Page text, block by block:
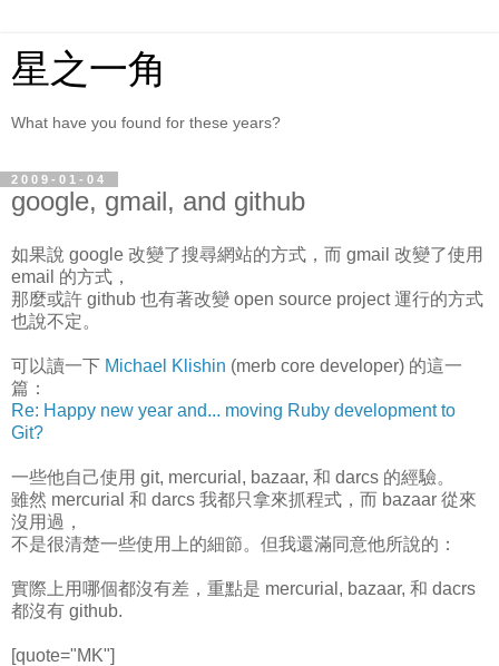
星之一角
What have you found for these years?
2009-01-04
google, gmail, and github
如果說 google 改變了搜尋網站的方式，而 gmail 改變了使用
email 的方式，
那麼或許 github 也有著改變 open source project 運行的方式
也說不定。
可以讀一下 Michael Klishin (merb core developer) 的這一
篇：
Re: Happy new year and... moving Ruby development to
Git?
一些他自己使用 git, mercurial, bazaar, 和 darcs 的經驗。
雖然 mercurial 和 darcs 我都只拿來抓程式，而 bazaar 從來
沒用過，
不是很清楚一些使用上的細節。但我還滿同意他所說的：
實際上用哪個都沒有差，重點是 mercurial, bazaar, 和 dacrs
都沒有 github.
[quote="MK"]